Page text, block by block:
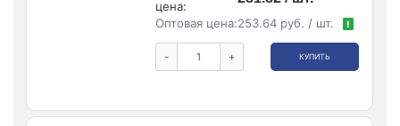
цена:
Оптовая цена:253.64 руб. / шт. !
- + КУПИТЬ